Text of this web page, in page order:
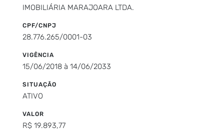
IMOBILIÁRIA MARAJOARA LTDA.
CPF/CNPJ
28.776.265/0001-03
VIGÊNCIA
15/06/2018 à 14/06/2033
SITUAÇÃO
ATIVO
VALOR
R$ 19.893,77